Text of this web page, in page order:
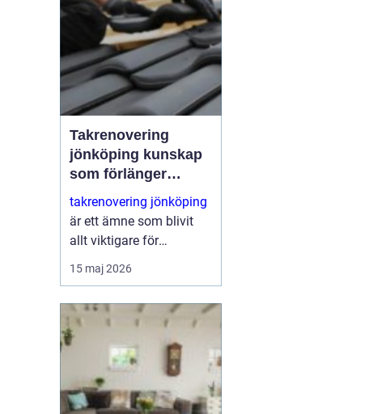
Takrenovering
jönköping kunskap
som förlänger
takets livslängd
takrenovering jönköping
är ett ämne som blivit
allt viktigare för
villaägare,
bostadsrättsföreningar
området. Många hus
närmar sig den ålder där
taktäckningen börjar ge
15 maj 2026